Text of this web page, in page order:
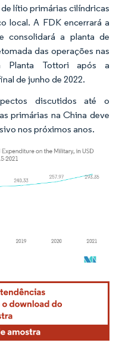
lítio primárias cilíndricas
local. A FDK encerrará a
consolidará a planta de
das operações nas
Planta Tottori após a
de junho de 2022.
discutidos até o
primárias na China deve
nos próximos anos.
atribuição conforme CC BY 4.0.